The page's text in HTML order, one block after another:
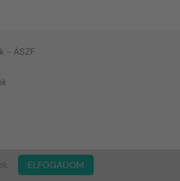
- ÁSZF
ELFOGADOM